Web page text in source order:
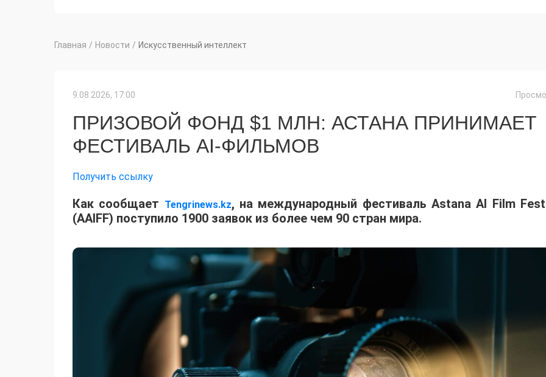
Главная / Новости / Искусственный интеллект
9.08.2026, 17:00
ПРИЗОВОЙ ФОНД $1 МЛН: АСТАНА ПРИНИМАЕТ
ФЕСТИВАЛЬ AI-ФИЛЬМОВ
Получить ссылку
Как сообщает Tengrinews.kz, на международный фестиваль Astana AI Film
(AAIFF) поступило 1900 заявок из более чем 90 стран мира.